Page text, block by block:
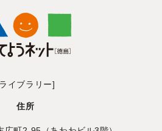
イブラリー]
住所